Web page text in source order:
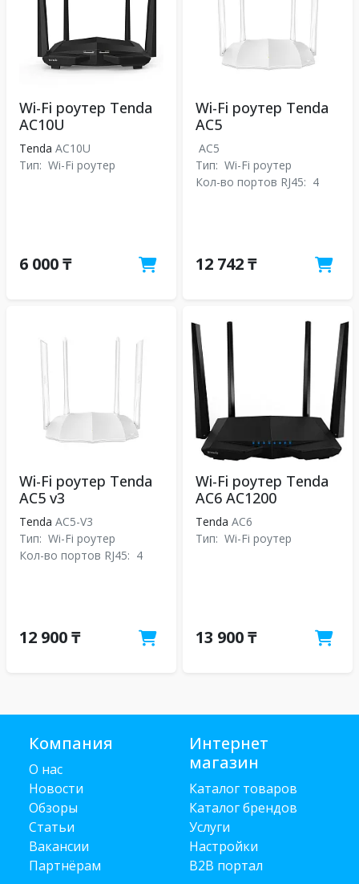
Wi-Fi роутер Tenda
AC10U
Tenda AC10U
Тип: Wi-Fi роутер
6 000 ₸
Wi-Fi роутер Tenda
AC5
AC5
Тип: Wi-Fi роутер
Кол-во портов RJ45: 4
12 742 ₸
Wi-Fi роутер Tenda
AC5 v3
Tenda AC5-V3
Тип: Wi-Fi роутер
Кол-во портов RJ45: 4
12 900 ₸
Wi-Fi роутер Tenda
AC6 AC1200
Tenda АС6
Тип: Wi-Fi роутер
13 900 ₸
Компания
О нас
Новости
Обзоры
Статьи
Вакансии
Партнёрам
Интернет
магазин
Каталог товаров
Каталог брендов
Услуги
Настройки
B2B портал